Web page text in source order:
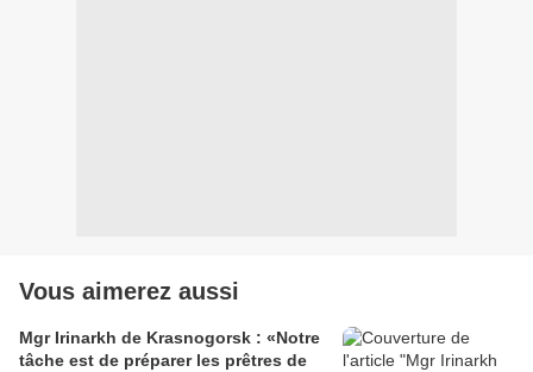
Vous aimerez aussi
Mgr Irinarkh de Krasnogorsk : «Notre
tâche est de préparer les prêtres de